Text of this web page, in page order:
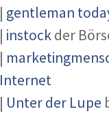
| gentleman
| instockder
|
Internet
| Unter der Lupe